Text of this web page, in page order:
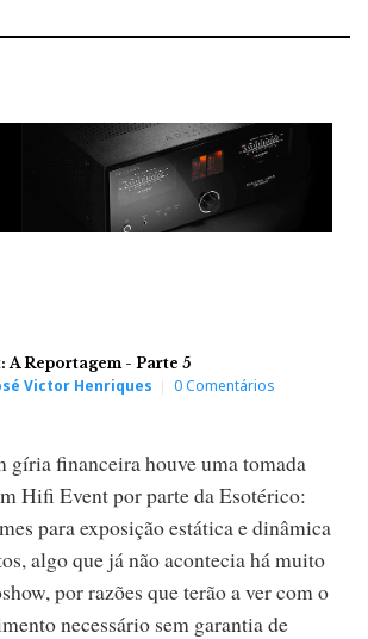
Reportagem - Parte 5
Victor Henriques 0 Comentários
gíria financeira houve uma tomada
Hifi Event por parte da Esotérico:
para exposição estática e dinâmica
algo que já não acontecia há muito
por razões que terão a ver com o
necessário sem garantia de